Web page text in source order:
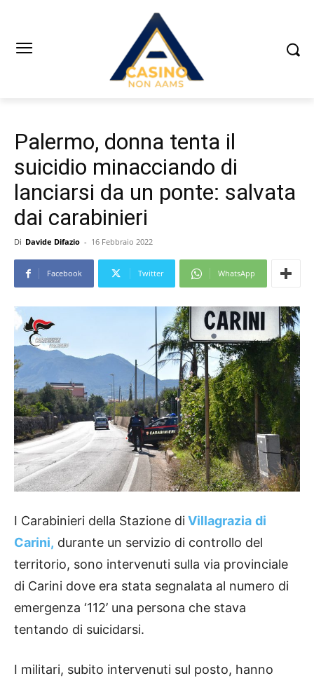
Palermo, donna tenta il
suicidio minacciando di
lanciarsi da un ponte: salvata
dai carabinieri
Di Davide Difazio - 16 Febbraio 2022
Facebook Twitter WhatsApp
I Carabinieri della Stazione diVillagrazia di
Carini, durante un servizio di controllo del
territorio, sono intervenuti sulla via provinciale
di Carini dove era stata segnalata al numero di
emergenza ‘112’ una persona che stava
tentando di suicidarsi.
I militari, subito intervenuti sul posto, hanno